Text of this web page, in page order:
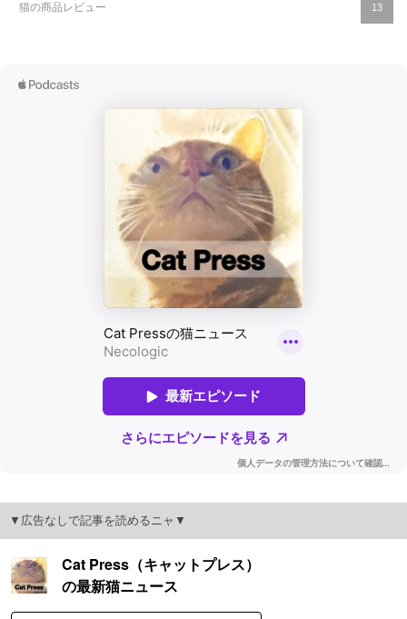
猫の商品レビュー 13
▼広告なしで記事を読めるニャ▼